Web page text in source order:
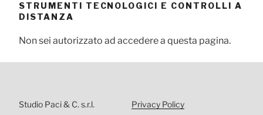
STRUMENTI TECNOLOGICI E CONTROLLI A
DISTANZA
Non sei autorizzato ad accedere a questa pagina.
Studio Paci & C. s.r.l.
Privacy Policy